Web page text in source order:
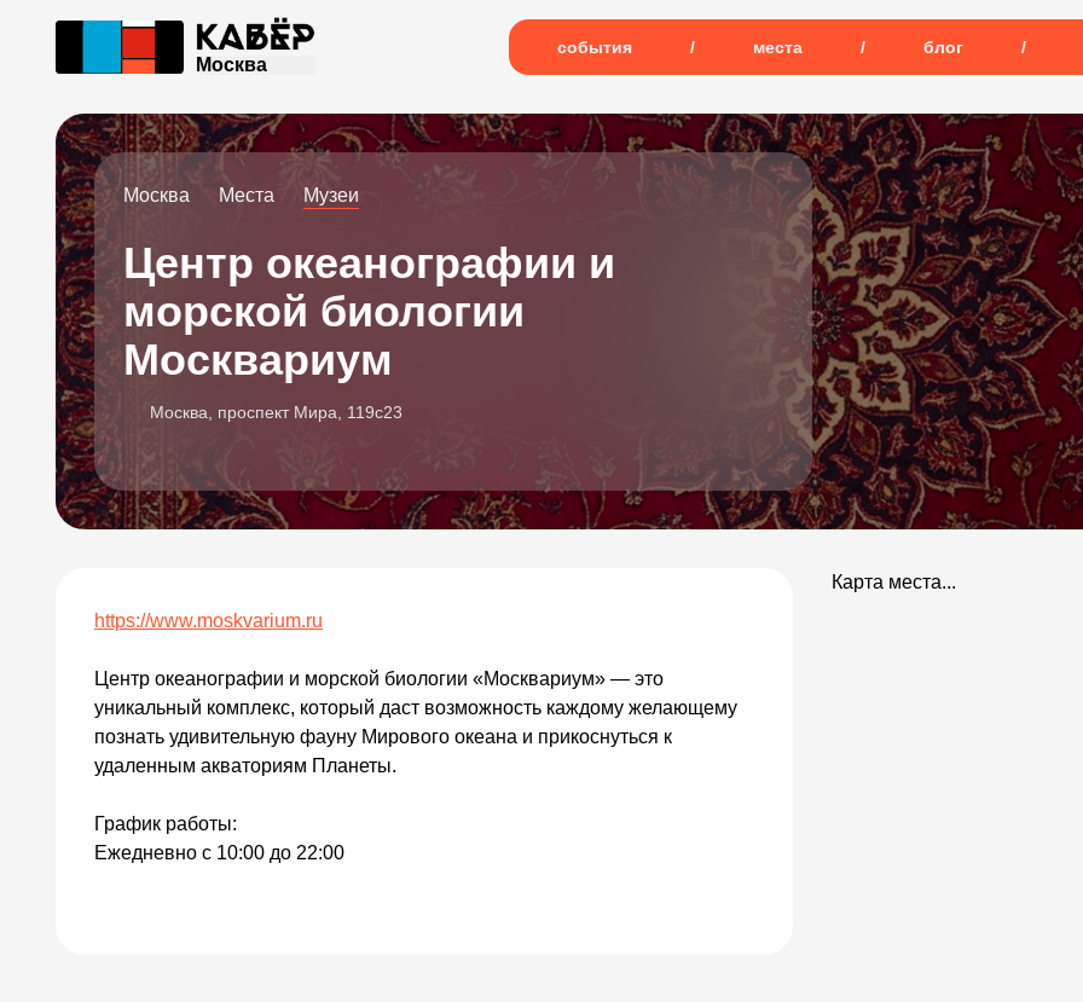
Москва
события / места / блог /
Москва Места Музеи
Центр океанографии и
морской биологии
Москвариум
Москва, проспект Мира, 119с23
https://www.moskvarium.ru
Центр океанографии и морской биологии «Москвариум» — это
уникальный комплекс, который даст возможность каждому желающему
познать удивительную фауну Мирового океана и прикоснуться к
удаленным акваториям Планеты.
График работы:
Ежедневно с 10:00 до 22:00
Карта места...